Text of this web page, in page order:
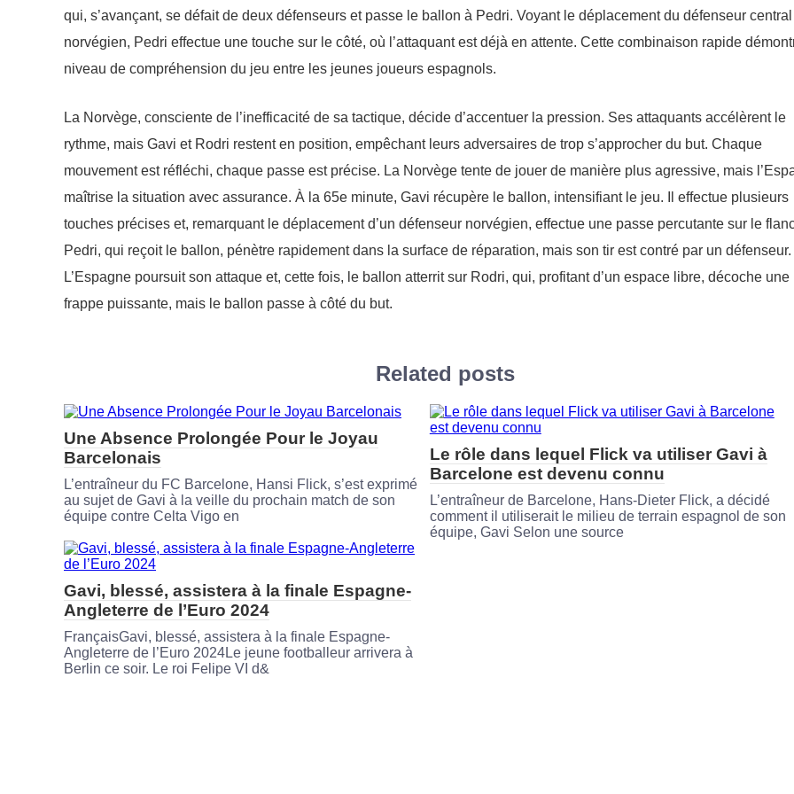
qui, s’avançant, se défait de deux défenseurs et passe le ballon à Pedri. Voyant le déplacement du défenseur central
norvégien, Pedri effectue une touche sur le côté, où l’attaquant est déjà en attente. Cette combinaison rapide
niveau de compréhension du jeu entre les jeunes joueurs espagnols.
La Norvège, consciente de l’inefficacité de sa tactique, décide d’accentuer la pression. Ses attaquants accélèrent le
rythme, mais Gavi et Rodri restent en position, empêchant leurs adversaires de trop s’approcher du but. Chaque
mouvement est réfléchi, chaque passe est précise. La Norvège tente de jouer de manière plus agressive, mais
maîtrise la situation avec assurance. À la 65e minute, Gavi récupère le ballon, intensifiant le jeu. Il effectue plusieurs
touches précises et, remarquant le déplacement d’un défenseur norvégien, effectue une passe percutante sur le
Pedri, qui reçoit le ballon, pénètre rapidement dans la surface de réparation, mais son tir est contré par un défenseur.
L’Espagne poursuit son attaque et, cette fois, le ballon atterrit sur Rodri, qui, profitant d’un espace libre, décoche une
frappe puissante, mais le ballon passe à côté du but.
Related posts
Une Absence Prolongée Pour le Joyau
Barcelonais
L’entraîneur du FC Barcelone, Hansi Flick, s’est exprimé
au sujet de Gavi à la veille du prochain match de son
équipe contre Celta Vigo en
Le rôle dans lequel Flick va utiliser Gavi à
Barcelone est devenu connu
L’entraîneur de Barcelone, Hans-Dieter Flick, a décidé
comment il utiliserait le milieu de terrain espagnol de son
équipe, Gavi Selon une source
Gavi, blessé, assistera à la finale Espagne-
Angleterre de l’Euro 2024
FrançaisGavi, blessé, assistera à la finale Espagne-
Angleterre de l’Euro 2024Le jeune footballeur arrivera à
Berlin ce soir. Le roi Felipe VI d&